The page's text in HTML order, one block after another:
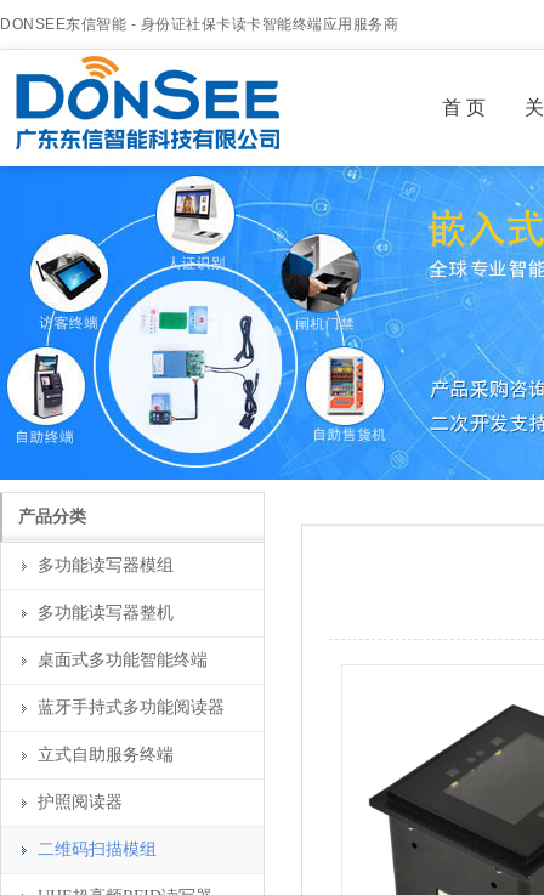
DONSEE东信智能 - 身份证社保卡读卡智能终端应用服务商
首 页
产品分类
多功能读写器模组
多功能读写器整机
桌面式多功能智能终端
蓝牙手持式多功能阅读器
立式自助服务终端
护照阅读器
二维码扫描模组